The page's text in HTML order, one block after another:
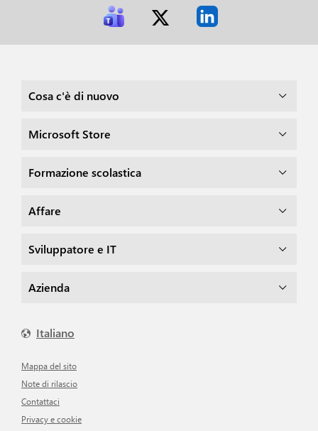
Cosa c'è di nuovo
Microsoft Store
Formazione scolastica
Affare
Sviluppatore e IT
Azienda
Italiano
Mappa del sito
Note di rilascio
Contattaci
Privacy e cookie